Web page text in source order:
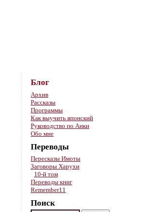
Блог
Архив
Рассказы
Программы
Как выучить японский
Руководство по Анки
Обо мне
Переводы
Пересказы Имоты
Заговоры Харухи
10-й том
Переводы книг
Remember11
Поиск